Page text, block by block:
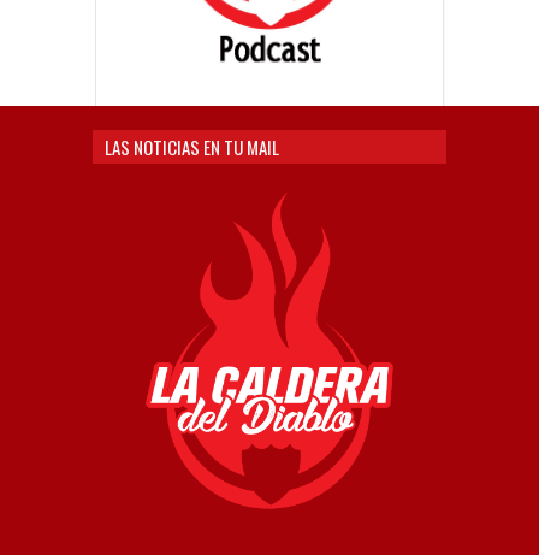
LAS NOTICIAS EN TU MAIL